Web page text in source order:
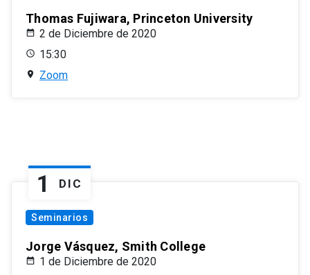
Thomas Fujiwara, Princeton University
2 de Diciembre de 2020
15:30
Zoom
1 DIC
Seminarios
Jorge Vásquez, Smith College
1 de Diciembre de 2020